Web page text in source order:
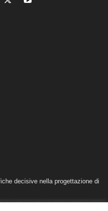
decisive nella progettazione di